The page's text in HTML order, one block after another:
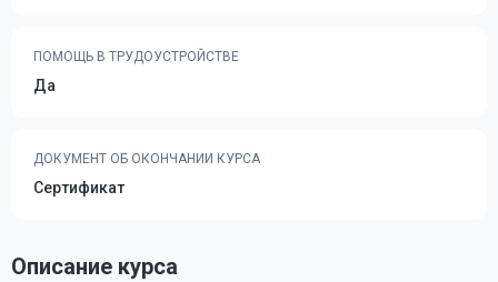
ПОМОЩЬ В ТРУДОУСТРОЙСТВЕ
Да
ДОКУМЕНТ ОБ ОКОНЧАНИИ КУРСА
Сертификат
Описание курса